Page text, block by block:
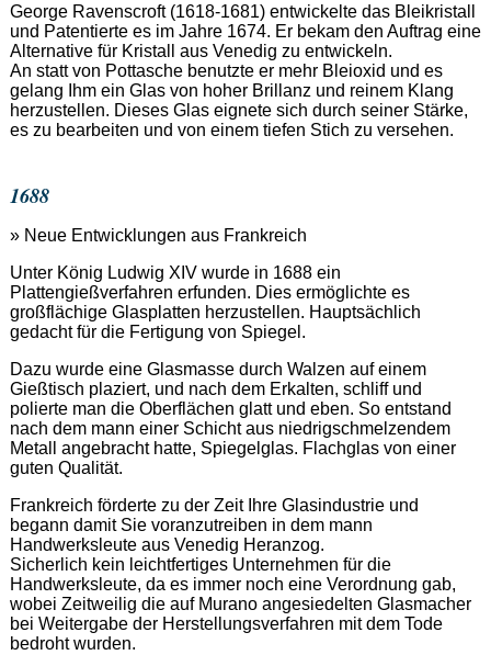
George Ravenscroft (1618-1681) entwickelte das Bleikristall
und Patentierte es im Jahre 1674. Er bekam den Auftrag eine
Alternative für Kristall aus Venedig zu entwickeln.
An statt von Pottasche benutzte er mehr Bleioxid und es
gelang Ihm ein Glas von hoher Brillanz und reinem Klang
herzustellen. Dieses Glas eignete sich durch seiner Stärke,
es zu bearbeiten und von einem tiefen Stich zu versehen.
1688
» Neue Entwicklungen aus Frankreich
Unter König Ludwig XIV wurde in 1688 ein
Plattengießverfahren erfunden. Dies ermöglichte es
großflächige Glasplatten herzustellen. Hauptsächlich
gedacht für die Fertigung von Spiegel.
Dazu wurde eine Glasmasse durch Walzen auf einem
Gießtisch plaziert, und nach dem Erkalten, schliff und
polierte man die Oberflächen glatt und eben. So entstand
nach dem mann einer Schicht aus niedrigschmelzendem
Metall angebracht hatte, Spiegelglas. Flachglas von einer
guten Qualität.
Frankreich förderte zu der Zeit Ihre Glasindustrie und
begann damit Sie voranzutreiben in dem mann
Handwerksleute aus Venedig Heranzog.
Sicherlich kein leichtfertiges Unternehmen für die
Handwerksleute, da es immer noch eine Verordnung gab,
wobei Zeitweilig die auf Murano angesiedelten Glasmacher
bei Weitergabe der Herstellungsverfahren mit dem Tode
bedroht wurden.